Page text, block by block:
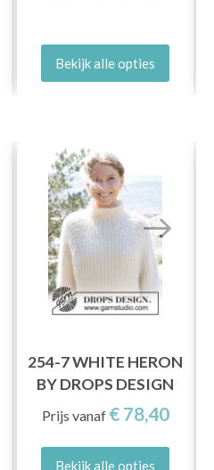
Bekijk alle opties
254-7 WHITE HERON
BY DROPS DESIGN
Prijs vanaf € 78,40
Bekijk alle opties